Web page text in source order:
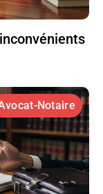
Notaire